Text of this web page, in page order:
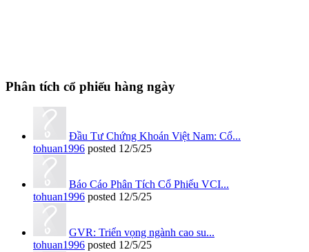
Phân tích cổ phiếu hàng ngày
Đầu Tư Chứng Khoán Việt Nam: Cổ...
tohuan1996 posted 12/5/25
Báo Cáo Phân Tích Cổ Phiếu VCI...
tohuan1996 posted 12/5/25
GVR: Triển vọng ngành cao su...
tohuan1996 posted 12/5/25